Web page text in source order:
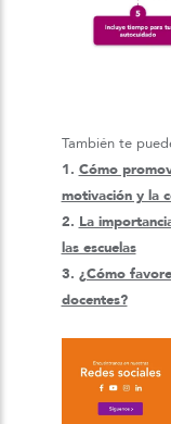
También te
1. Cómo
motivación y la
2. La
las escuelas
3. ¿Cómo
docentes?